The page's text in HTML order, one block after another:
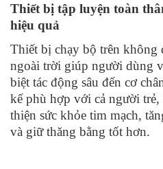
Thiết bị tập luyện toàn
hiệu quả
Thiết bị chạy bộ trên không
ngoài trời giúp người dùng
biệt tác động sâu đến cơ
kế phù hợp với cả người
thiện sức khỏe tim mạch,
và giữ thăng bằng tốt hơn.